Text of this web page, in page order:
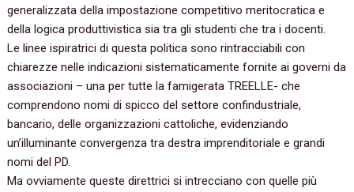
generalizzata della impostazione competitivo meritocratica e
della logica produttivistica sia tra gli studenti che tra i docenti.
Le linee ispiratrici di questa politica sono rintracciabili con
chiarezze nelle indicazioni sistematicamente fornite ai governi da
associazioni – una per tutte la famigerata TREELLE- che
comprendono nomi di spicco del settore confindustriale,
bancario, delle organizzazioni cattoliche, evidenziando
un’illuminante convergenza tra destra imprenditoriale e grandi
nomi del PD.
Ma ovviamente queste direttrici si intrecciano con quelle più